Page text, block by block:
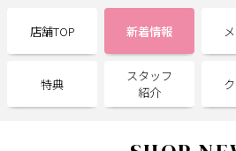
大人女子トピック ランキング
店舗TOP 新着情報
特典
スタッフ
紹介